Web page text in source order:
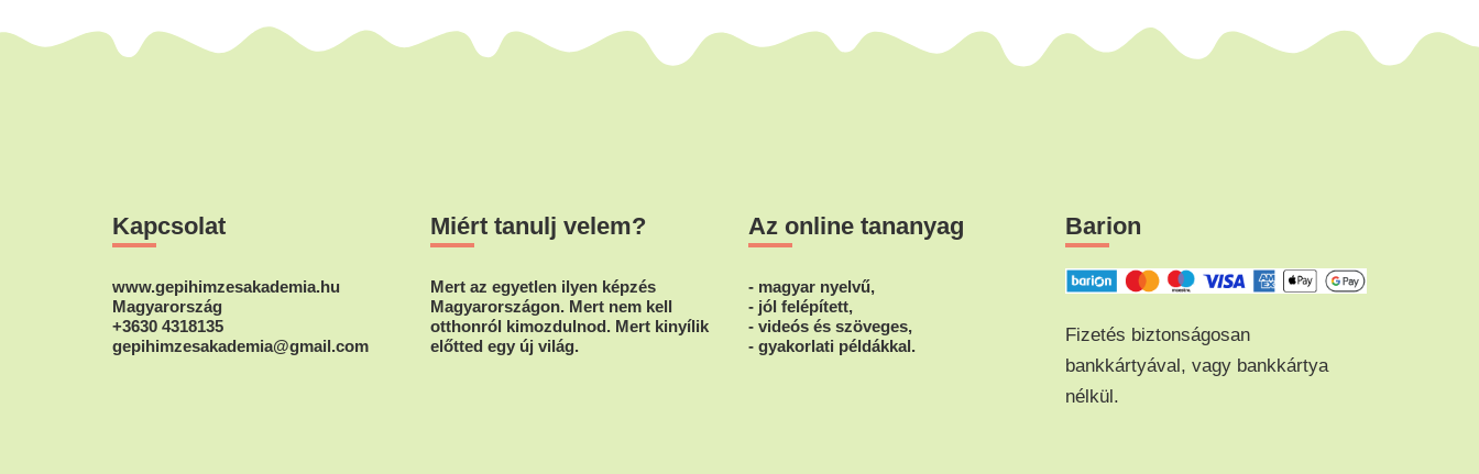
Kapcsolat
www.gepihimzesakademia.hu
Magyarország
+3630 4318135
gepihimzesakademia@gmail.com
Miért tanulj velem?
Mert az egyetlen ilyen képzés
Magyarországon. Mert nem kell
otthonról kimozdulnod. Mert kinyílik
előtted egy új világ.
Az online tananyag
- magyar nyelvű,
- jól felépített,
- videós és szöveges,
- gyakorlati példákkal.
Barion
Fizetés biztonságosan
bankkártyával, vagy bankkártya
nélkül.